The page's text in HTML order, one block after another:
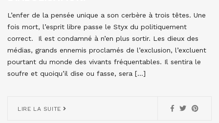
L’enfer de la pensée unique a son cerbère à trois têtes. Une
fois mort, l’esprit libre passe le Styx du politiquement
correct. Il est condamné à n’en plus sortir. Les dieux des
médias, grands ennemis proclamés de l’exclusion, l’excluent
pourtant du monde des vivants fréquentables. Il sentira le
soufre et quoiqu’il dise ou fasse, sera […]
LIRE LA SUITE